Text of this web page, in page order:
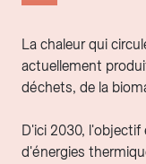
La chaleur qui
actuellement
déchets, de la
D'ici 2030,
d'énergies